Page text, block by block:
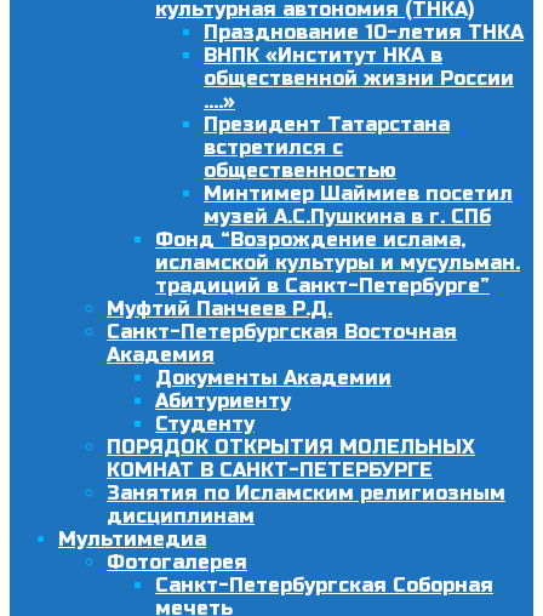
культурная автономия (ТНКА)
Празднование 10-летия ТНКА
ВНПК «Институт НКА в
общественной жизни России
….»
Президент Татарстана
встретился с
общественностью
Минтимер Шаймиев посетил
музей А.С.Пушкина в г. СПб
Фонд “Возрождение ислама,
исламской культуры и мусульман.
традиций в Санкт-Петербурге”
Муфтий Панчеев Р.Д.
Санкт-Петербургская Восточная
Академия
Документы Академии
Абитуриенту
Студенту
ПОРЯДОК ОТКРЫТИЯ МОЛЕЛЬНЫХ
КОМНАТ В САНКТ-ПЕТЕРБУРГЕ
Занятия по Исламским религиозным
дисциплинам
Мультимедиа
Фотогалерея
Санкт-Петербургская Соборная
мечеть